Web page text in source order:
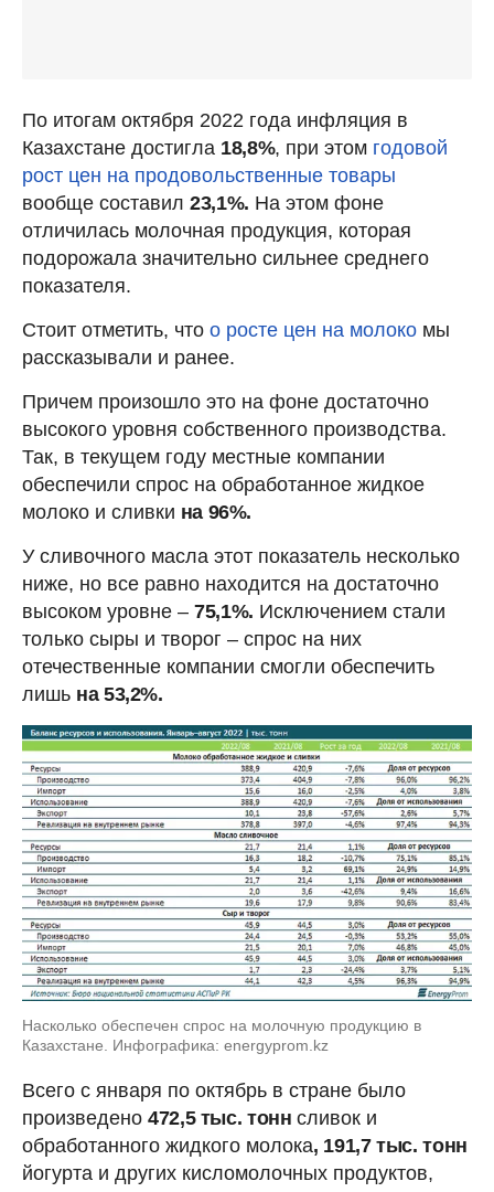
По итогам октября 2022 года инфляция в
Казахстане достигла 18,8%, при этом годовой
рост цен на продовольственные товары
вообще составил 23,1%. На этом фоне
отличилась молочная продукция, которая
подорожала значительно сильнее среднего
показателя.
Стоит отметить, что о росте цен на молоко мы
рассказывали и ранее.
Причем произошло это на фоне достаточно
высокого уровня собственного производства.
Так, в текущем году местные компании
обеспечили спрос на обработанное жидкое
молоко и сливки на 96%.
У сливочного масла этот показатель несколько
ниже, но все равно находится на достаточно
высоком уровне – 75,1%. Исключением стали
только сыры и творог – спрос на них
отечественные компании смогли обеспечить
лишь на 53,2%.
Насколько обеспечен спрос на молочную продукцию в
Казахстане. Инфографика: energyprom.kz
Всего с января по октябрь в стране было
произведено 472,5 тыс. тоннсливок и
обработанного жидкого молока, 191,7 тыс. тонн
йогурта и других кисломолочных продуктов,